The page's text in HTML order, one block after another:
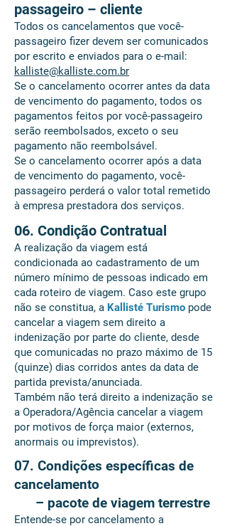
passageiro – cliente
Todos os cancelamentos que você-
passageiro fizer devem ser comunicados
por escrito e enviados para o e-mail:
kalliste@kalliste.com.br
Se o cancelamento ocorrer antes da data
de vencimento do pagamento, todos os
pagamentos feitos por você-passageiro
serão reembolsados, exceto o seu
pagamento não reembolsável.
Se o cancelamento ocorrer após a data
de vencimento do pagamento, você-
passageiro perderá o valor total remetido
à empresa prestadora dos serviços.
06. Condição Contratual
A realização da viagem está
condicionada ao cadastramento de um
número mínimo de pessoas indicado em
cada roteiro de viagem. Caso este grupo
não se constitua, a Kallisté Turismo pode
cancelar a viagem sem direito a
indenização por parte do cliente, desde
que comunicadas no prazo máximo de 15
(quinze) dias corridos antes da data de
partida prevista/anunciada.
Também não terá direito a indenização se
a Operadora/Agência cancelar a viagem
por motivos de força maior (externos,
anormais ou imprevistos).
07. Condições específicas de
cancelamento
– pacote de viagem terrestre
Entende-se por cancelamento a